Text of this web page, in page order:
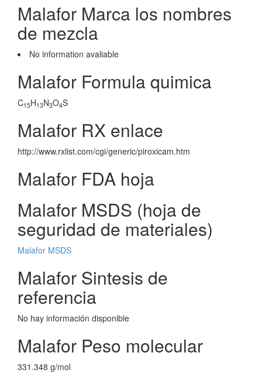
Malafor Marca los nombres
de mezcla
No information avaliable
Malafor Formula quimica
C15H13N3O4S
Malafor RX enlace
http://www.rxlist.com/cgi/generic/piroxicam.htm
Malafor FDA hoja
Malafor MSDS (hoja de
seguridad de materiales)
Malafor MSDS
Malafor Sintesis de
referencia
No hay información disponible
Malafor Peso molecular
331.348 g/mol